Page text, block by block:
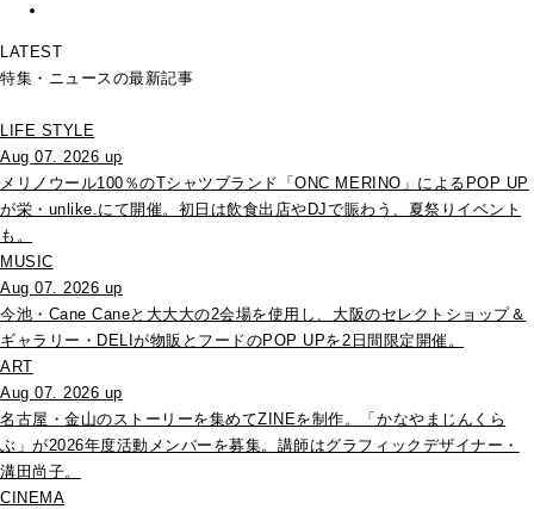
LATEST
特集・ニュースの最新記事
LIFE STYLE
Aug 07. 2026 up
メリノウール100％のTシャツブランド「ONC MERINO」によるPOP UP
が栄・unlike.にて開催。初日は飲食出店やDJで賑わう、夏祭りイベント
も。
MUSIC
Aug 07. 2026 up
今池・Cane Caneと大大大の2会場を使用し、大阪のセレクトショップ＆
ギャラリー・DELIが物販とフードのPOP UPを2日間限定開催。
ART
Aug 07. 2026 up
名古屋・金山のストーリーを集めてZINEを制作。「かなやまじんくら
ぶ」が2026年度活動メンバーを募集。講師はグラフィックデザイナー・
溝田尚子。
CINEMA